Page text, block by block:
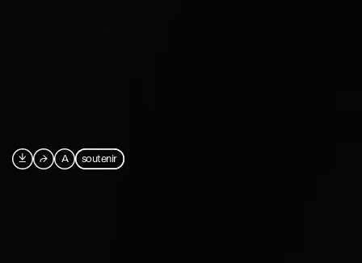
 ⮫ A soutenir